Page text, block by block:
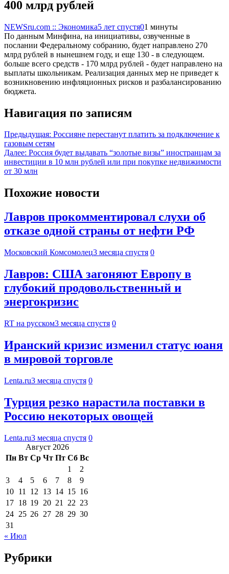
400 млрд рублей
NEWSru.com :: Экономика5 лет спустя01 минуты
По данным Минфина, на инициативы, озвученные в
послании Федеральному собранию, будет направлено 270
млрд рублей в нынешнем году, и еще 130 - в следующем.
больше всего средств - 170 млрд рублей - будет направлено на
выплаты школьникам. Реализация данных мер не приведет к
возникновению инфляционных рисков и разбалансированию
бюджета.
Навигация по записям
Предыдущая: Россияне перестанут платить за подключение к
газовым сетям
Далее: Россия будет выдавать “золотые визы” иностранцам за
инвестиции в 10 млн рублей или при покупке недвижимости
от 30 млн
Похожие новости
Лавров прокомментировал слухи об
отказе одной страны от нефти РФ
Московский Комсомолец3 месяца спустя 0
Лавров: США загоняют Европу в
глубокий продовольственный и
энергокризис
RT на русском3 месяца спустя 0
Иранский кризис изменил статус юаня
в мировой торговле
Lenta.ru3 месяца спустя 0
Турция резко нарастила поставки в
Россию некоторых овощей
Lenta.ru3 месяца спустя 0
Август 2026
Пн Вт Ср Чт Пт Сб Вс
1
2
3
4 5 6 7 8
9
10 11 12 13 14 15 16
17 18 19 20 21 22 23
24 25 26 27 28 29 30
31
« Июл
Рубрики